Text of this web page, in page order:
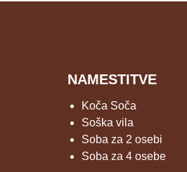
NAMESTITVE
Koča Soča
Soška vila
Soba za 2 osebi
Soba za 4 osebe